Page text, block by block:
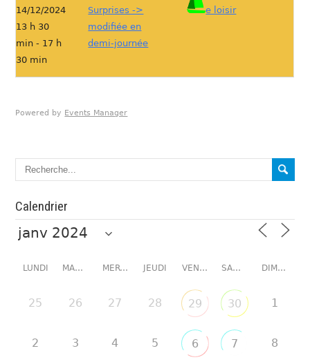
14/12/2024
13 h 30
min - 17 h
30 min
Surprises ->
modifiée en
demi-journée
e loisir
Powered by Events Manager
Calendrier
LUNDI MARDI MERCREDI JEUDI VENDREDI SAMEDI DIMANCHE
25 26 27 28 29 30 1
2 3 4 5 6 7 8